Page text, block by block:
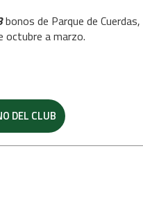
bonos de Parque de Cuerdas,
octubre a marzo.
DEL CLUB